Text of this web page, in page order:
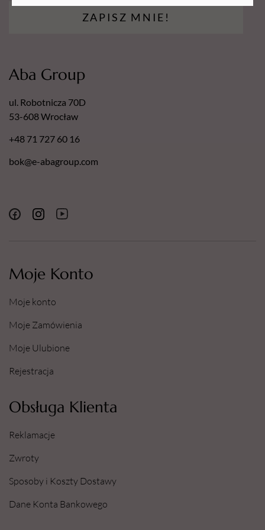
ZAPISZ MNIE!
Moje Konto
Moje konto
Moje Zamówienia
Moje Ulubione
Rejestracja
Obsługa Klienta
Reklamacje
Zwroty
Sposoby i Koszty Dostawy
Dane Konta Bankowego
Aba Group
ul. Robotnicza 70D
53-608 Wrocław
+48 71 727 60 16
bok@e-abagroup.com